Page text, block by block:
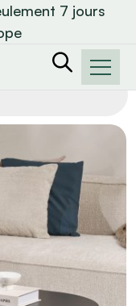
7 jours